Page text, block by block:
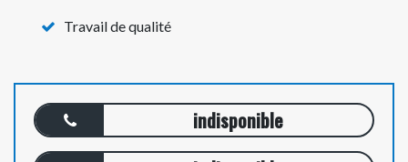
Travail de qualité
indisponible